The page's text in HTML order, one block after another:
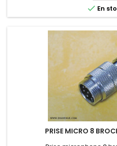
 En
PRISE MICRO 8